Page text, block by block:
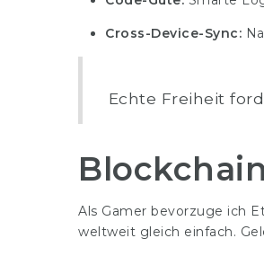
Cross-Device-Sync:
Echte Freiheit
Als Gamer bevorzuge ich
weltweit gleich einfach.